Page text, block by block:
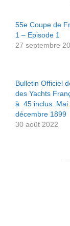
55e Coupe de
1 – Episode 1
27 septembre
Bulletin Officiel
des Yachts
à 45 inclus..Mai
décembre 1899
30 août 2022